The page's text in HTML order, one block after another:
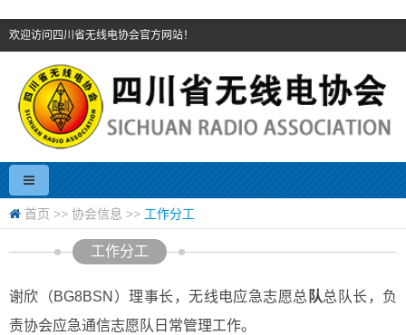
欢迎访问四川省无线电协会官方网站！
首页 >> 协会信息 >> 工作分工
工作分工
谢欣（BG8BSN） 理事长 ，无线电应急志愿总 队总队长，负
责协会应急通信志愿队日常管理工作。